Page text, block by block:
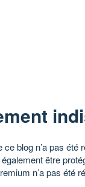
blog n’a pas été
être
n’a pas été